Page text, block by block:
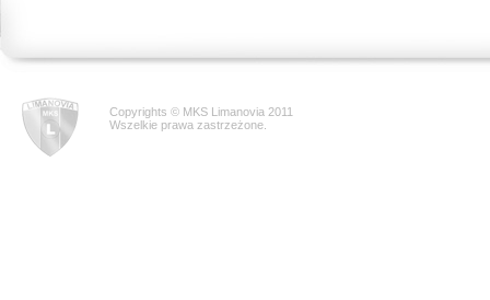
Copyrights © MKS Limanovia 2011
Wszelkie prawa zastrzeżone.